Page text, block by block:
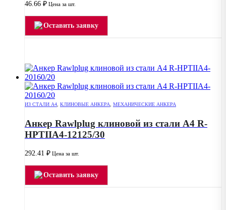
46.66 ₽ Цена за шт.
Оставить заявку
ИЗ СТАЛИ А4, КЛИНОВЫЕ АНКЕРА, МЕХАНИЧЕСКИЕ АНКЕРА
Анкер Rawlplug клиновой из стали А4 R-
HPTIIA4-12125/30
292.41 ₽ Цена за шт.
Оставить заявку